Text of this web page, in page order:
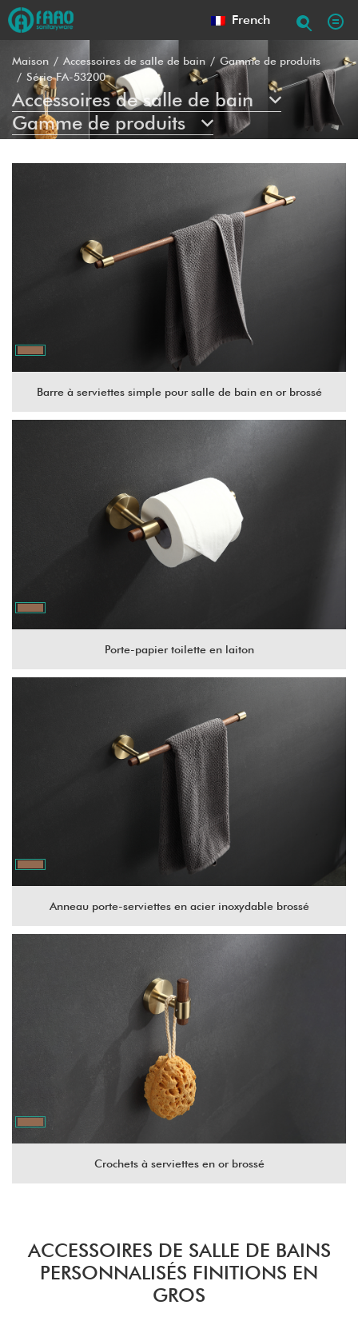
French
Maison Accessoires de salle de bain
Gamme de produits
Série FA-53200
Accessoires de salle de bain
Gamme de produits
Barre à serviettes simple pour salle de bain en or brossé
Porte-papier toilette en laiton
Anneau porte-serviettes en acier inoxydable brossé
Crochets à serviettes en or brossé
ACCESSOIRES DE SALLE DE BAINS
PERSONNALISÉS FINITIONS EN
GROS